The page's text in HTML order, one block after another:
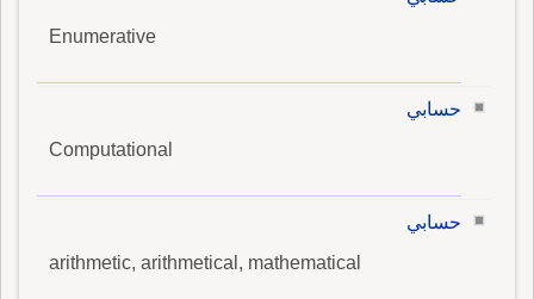
Enumerative
حسابي
Computational
حسابي
arithmetic, arithmetical, mathematical